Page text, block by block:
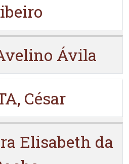
Ávila
César
Elisabeth da